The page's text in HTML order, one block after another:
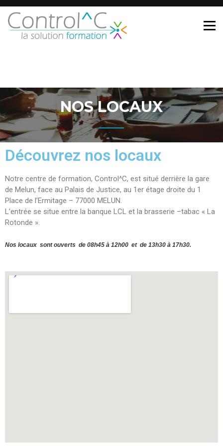
NOS LOCAUX
Découvrez nos locaux
Notre centre de formation, Control^C, est situé derrière la gare
de Melun, face au Palais de Justice, au 1er étage droite du 1
Place de l’Ermitage – 77000 MELUN.
L’entrée se situe entre la banque LCL et la brasserie –tabac « La
Rotonde ».
Nos locaux sont ouverts de 08h45 à 12h00 et de 13h30 à 17h30.